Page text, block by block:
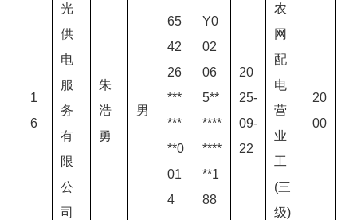
1
6
光
供
电
服
务
有
限
公
司
朱
浩
勇
男
65
42
26
***
***
**0
01
4
Y0
02
06
5**
****
****
**1
88
20
25-
09-
22
农
网
配
电
营
业
工
(三
级)
20
00